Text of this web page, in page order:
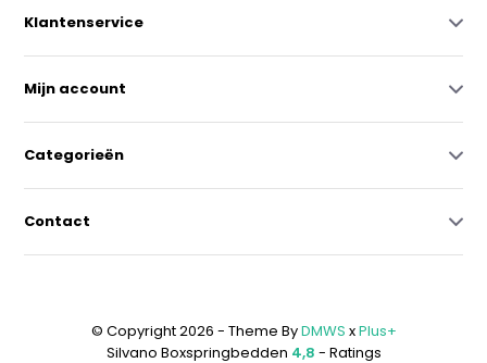
Klantenservice
Mijn account
Categorieën
Contact
© Copyright 2026 - Theme ByDMWS xPlus+
Silvano Boxspringbedden 4,8 - Ratings